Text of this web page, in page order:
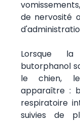
de nervosité
Lorsque
butorphanol
le chien,
apparaître :
respiratoire
suivies de